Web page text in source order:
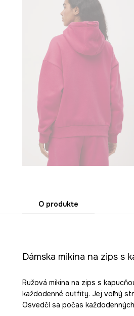
O produkte
Dámska mikina na zips s
Ružová mikina na zips s
každodenné outfity. Jej voľný
Osvedčí sa počas